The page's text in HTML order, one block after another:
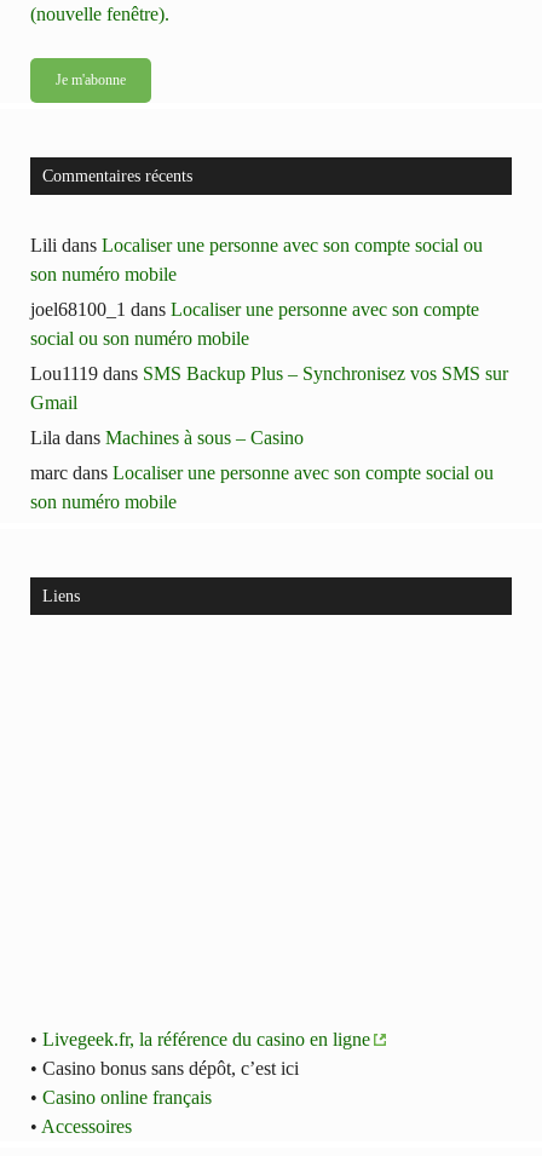
(nouvelle fenêtre).
Commentaires récents
Lili dans Localiser une personne avec son compte social ou
son numéro mobile
joel68100_1 dans Localiser une personne avec son compte
social ou son numéro mobile
Lou1119 dans SMS Backup Plus – Synchronisez vos SMS sur
Gmail
Lila dans Machines à sous – Casino
marc dans Localiser une personne avec son compte social ou
son numéro mobile
Liens
• Livegeek.fr, la référence du casino en ligne
• Casino bonus sans dépôt, c’est ici
• Casino online français
• Accessoires